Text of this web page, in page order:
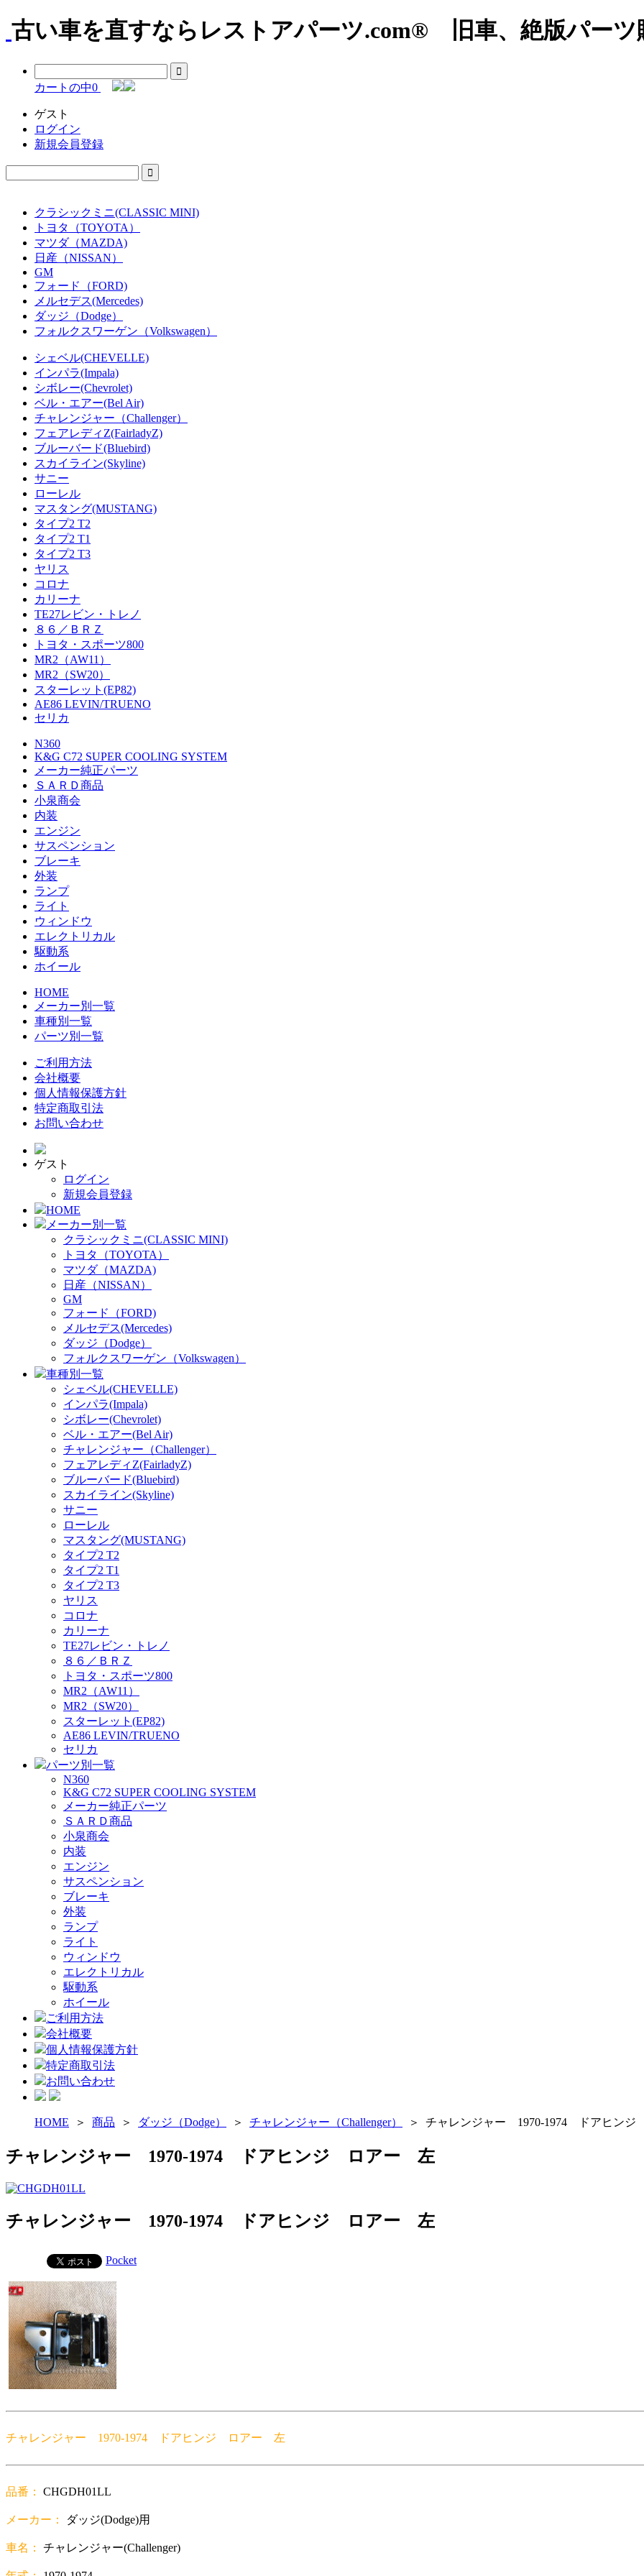
古い車を直すならレストアパーツ.com® 旧車、絶版パーツ
カートの中0
ゲスト
ログイン
新規会員登録
クラシックミニ(CLASSIC MINI)
トヨタ（TOYOTA）
マツダ（MAZDA)
日産（NISSAN）
GM
フォード（FORD)
メルセデス(Mercedes)
ダッジ（Dodge）
フォルクスワーゲン（Volkswagen）
シェベル(CHEVELLE)
インパラ(Impala)
シボレー(Chevrolet)
ベル・エアー(Bel Air)
チャレンジャー（Challenger）
フェアレディZ(FairladyZ)
ブルーバード(Bluebird)
スカイライン(Skyline)
サニー
ローレル
マスタング(MUSTANG)
タイプ2 T2
タイプ2 T1
タイプ2 T3
ヤリス
コロナ
カリーナ
TE27レビン・トレノ
８６／ＢＲＺ
トヨタ・スポーツ800
MR2（AW11）
MR2（SW20）
スターレット(EP82)
AE86 LEVIN/TRUENO
セリカ
N360
K&G C72 SUPER COOLING SYSTEM
メーカー純正パーツ
ＳＡＲＤ商品
小泉商会
内装
エンジン
サスペンション
ブレーキ
外装
ランプ
ライト
ウィンドウ
エレクトリカル
駆動系
ホイール
HOME
メーカー別一覧
車種別一覧
パーツ別一覧
ご利用方法
会社概要
個人情報保護方針
特定商取引法
お問い合わせ
ゲスト
ログイン
新規会員登録
HOME
メーカー別一覧
クラシックミニ(CLASSIC MINI)
トヨタ（TOYOTA）
マツダ（MAZDA)
日産（NISSAN）
GM
フォード（FORD)
メルセデス(Mercedes)
ダッジ（Dodge）
フォルクスワーゲン（Volkswagen）
車種別一覧
シェベル(CHEVELLE)
インパラ(Impala)
シボレー(Chevrolet)
ベル・エアー(Bel Air)
チャレンジャー（Challenger）
フェアレディZ(FairladyZ)
ブルーバード(Bluebird)
スカイライン(Skyline)
サニー
ローレル
マスタング(MUSTANG)
タイプ2 T2
タイプ2 T1
タイプ2 T3
ヤリス
コロナ
カリーナ
TE27レビン・トレノ
８６／ＢＲＺ
トヨタ・スポーツ800
MR2（AW11）
MR2（SW20）
スターレット(EP82)
AE86 LEVIN/TRUENO
セリカ
パーツ別一覧
N360
K&G C72 SUPER COOLING SYSTEM
メーカー純正パーツ
ＳＡＲＤ商品
小泉商会
内装
エンジン
サスペンション
ブレーキ
外装
ランプ
ライト
ウィンドウ
エレクトリカル
駆動系
ホイール
ご利用方法
会社概要
個人情報保護方針
特定商取引法
お問い合わせ
HOME ＞ 商品 ＞ ダッジ（Dodge） ＞ チャレンジャー（Challenger） ＞ チャレンジャー 1970-1974 ドアヒン
チャレンジャー 1970-1974 ドアヒンジ ロアー 左
チャレンジャー 1970-1974 ドアヒンジ ロアー 左
Pocket
チャレンジャー 1970-1974 ドアヒンジ ロアー 左
品番： CHGDH01LL
メーカー： ダッジ(Dodge)用
車名： チャレンジャー(Challenger)